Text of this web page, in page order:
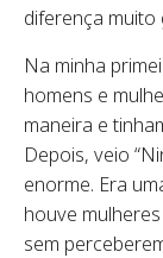
diferença muito
Na minha
homens e
maneira e
Depois, veio
enorme. Era
houve
sem